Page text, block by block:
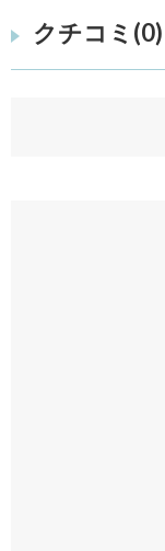
クチコミ(0)